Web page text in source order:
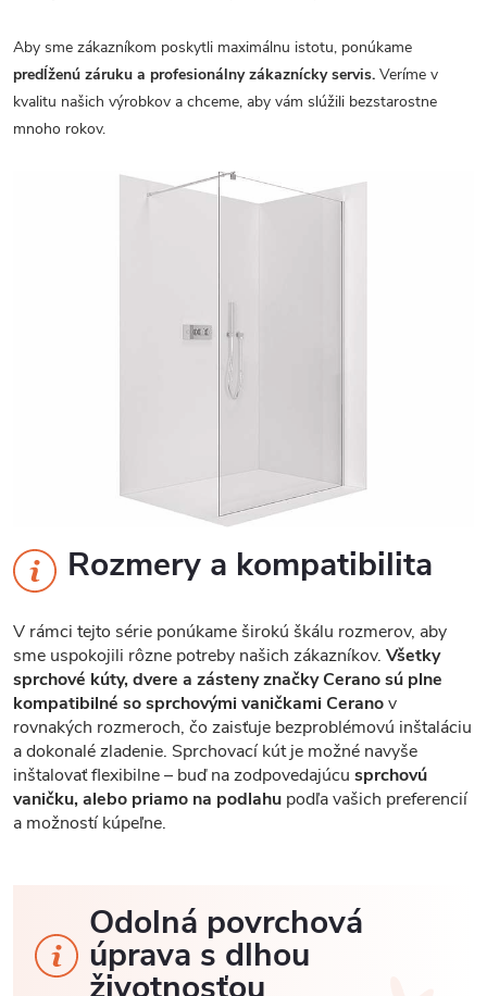
Aby sme zákazníkom poskytli maximálnu istotu, ponúkame
predĺženú záruku a profesionálny zákaznícky servis. Veríme v
kvalitu našich výrobkov a chceme, aby vám slúžili bezstarostne
mnoho rokov.
Rozmery a kompatibilita
V rámci tejto série ponúkame širokú škálu rozmerov, aby
sme uspokojili rôzne potreby našich zákazníkov. Všetky
sprchové kúty, dvere a zásteny značky Cerano sú plne
kompatibilné so sprchovými vaničkami Ceranov
rovnakých rozmeroch, čo zaisťuje bezproblémovú inštaláciu
a dokonalé zladenie. Sprchovací kút je možné navyše
inštalovať flexibilne – buď na zodpovedajúcu sprchovú
vaničku, alebo priamo na podlahu podľa vašich preferencií
a možností kúpeľne.
Odolná povrchová
úprava s dlhou